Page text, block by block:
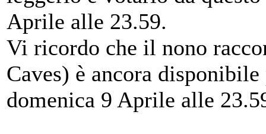
Aprile alle 23.59.
Vi ricordo che il nono
Caves) è ancora
domenica 9 Aprile alle